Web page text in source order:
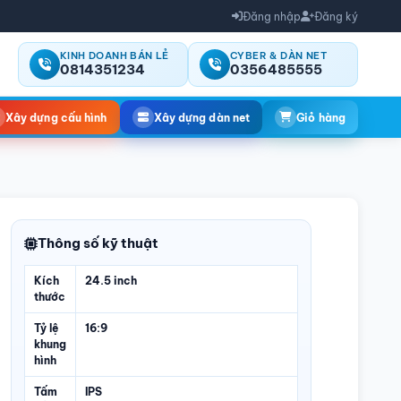
Đăng nhập Đăng ký
KINH DOANH BÁN LẺ
0814351234
CYBER & DÀN NET
0356485555
Xây dựng cấu hình Xây dựng dàn net Giỏ hàng
Thông số kỹ thuật
Kích
thước
24.5 inch
Tỷ lệ
khung
hình
16:9
Tấm
IPS